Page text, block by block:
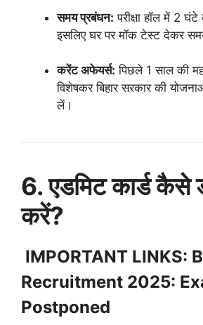
समय प्रबंधन: परीक्षा हॉल में 2
इसलिए घर पर मॉक टेस्ट देकर
करेंट अफेयर्स: पिछले 1 साल की
विशेषकर बिहार सरकार की
लें।
6. एडमिट कार्ड कैसे
करें?
IMPORTANT LINKS:
Recruitment 2025:
Postponed